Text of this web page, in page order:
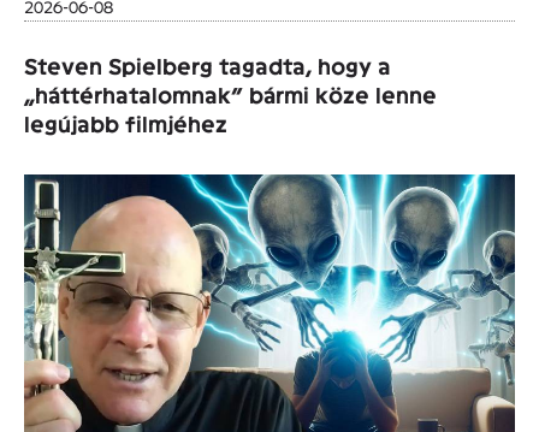
2026-06-08
Steven Spielberg tagadta, hogy a
„háttérhatalomnak” bármi köze lenne
legújabb filmjéhez